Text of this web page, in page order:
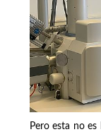
Pero esta no